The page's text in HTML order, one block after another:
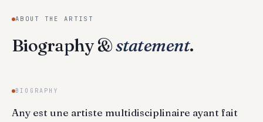
ABOUT THE ARTIST
Biography &statement.
BIOGRAPHY
Any est une artiste multidisciplinaire ayant fait